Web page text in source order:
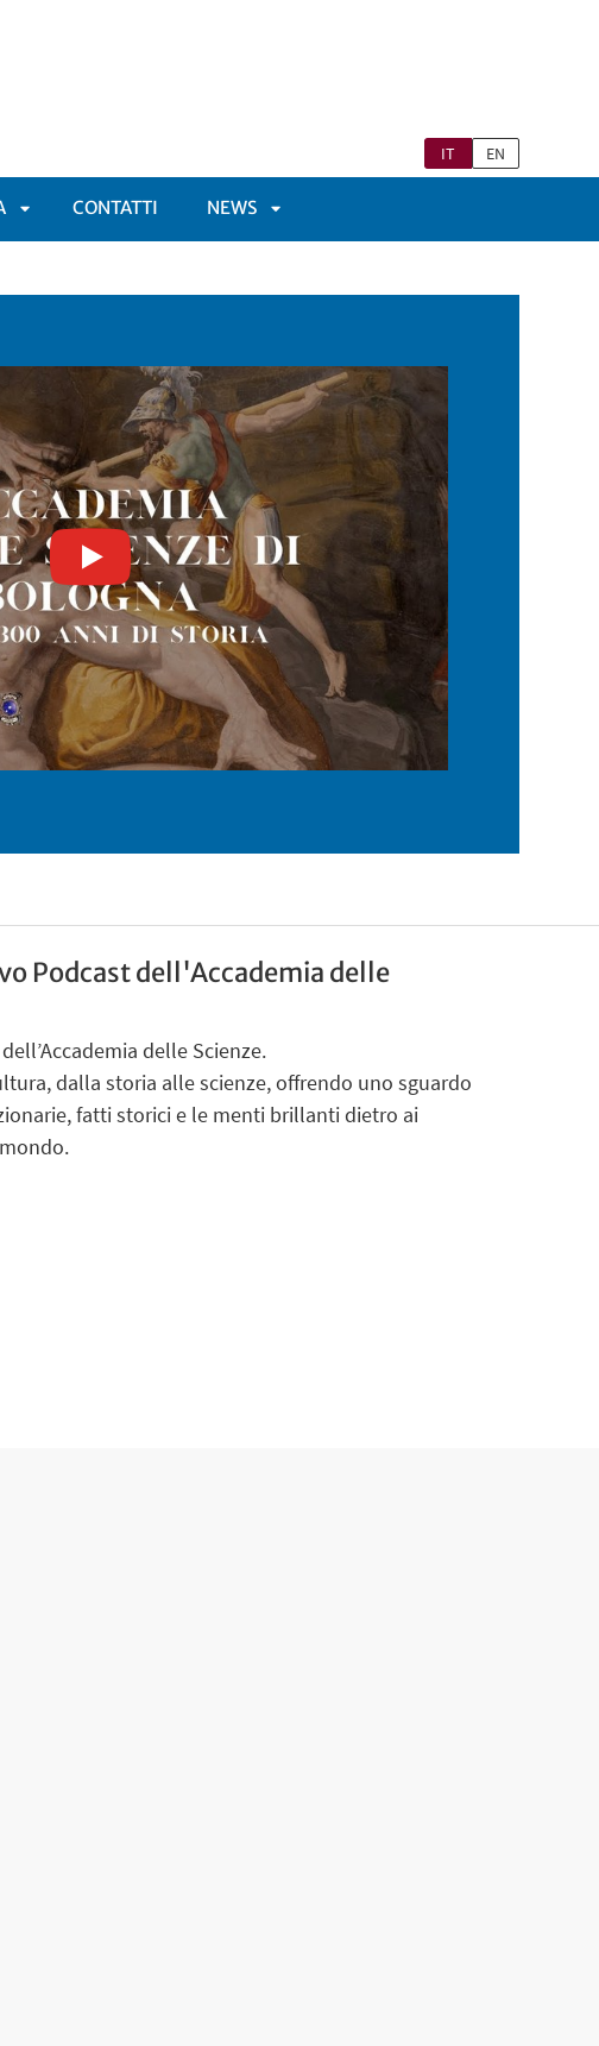
IT EN
CONTATTI NEWS
Podcast dell'Accademia delle
delle Scienze.
dalla storia alle scienze, offrendo uno sguardo
fatti storici e le menti brillanti dietro ai